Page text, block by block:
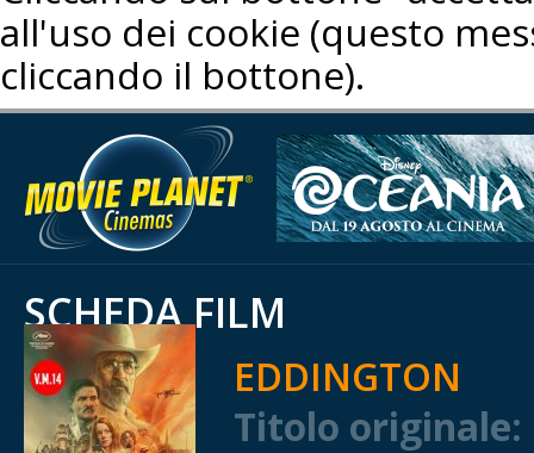
all'uso dei cookie (questo
cliccando il bottone).
SCHEDA FILM
EDDINGTON
Titolo originale: